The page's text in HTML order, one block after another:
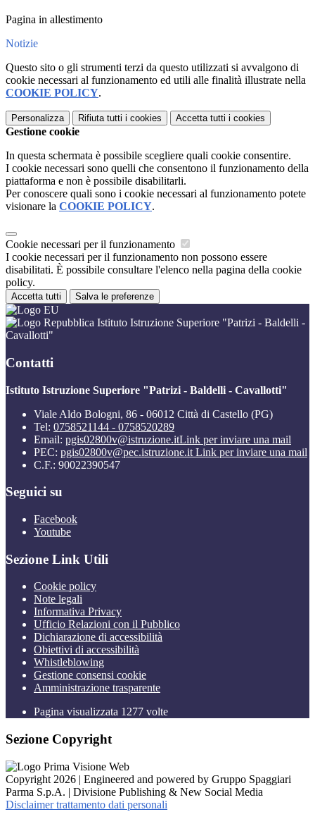
Pagina in allestimento
Notizie
Questo sito o gli strumenti terzi da questo utilizzati si avvalgono di
cookie necessari al funzionamento ed utili alle finalità illustrate nella
COOKIE POLICY.
Personalizza Rifiuta tutti i cookies Accetta tutti i cookies
Gestione cookie
In questa schermata è possibile scegliere quali cookie consentire.
I cookie necessari sono quelli che consentono il funzionamento della
piattaforma e non è possibile disabilitarli.
Per conoscere quali sono i cookie necessari al funzionamento potete
visionare la COOKIE POLICY.
Cookie necessari per il funzionamento
I cookie necessari per il funzionamento non possono essere
disabilitati. È possibile consultare l'elenco nella pagina della cookie
policy.
Accetta tutti Salva le preferenze
Istituto Istruzione Superiore "Patrizi - Baldelli -
Cavallotti"
Contatti
Istituto Istruzione Superiore "Patrizi - Baldelli - Cavallotti"
Viale Aldo Bologni, 86 - 06012 Città di Castello (PG)
Tel: 0758521144 - 0758520289
Email: pgis02800v@istruzione.itLink per inviare una mail
PEC: pgis02800v@pec.istruzione.it Link per inviare una mail
C.F.: 90022390547
Seguici su
Facebook
Youtube
Sezione Link Utili
Cookie policy
Note legali
Informativa Privacy
Ufficio Relazioni con il Pubblico
Dichiarazione di accessibilità
Obiettivi di accessibilità
Whistleblowing
Gestione consensi cookie
Amministrazione trasparente
Pagina visualizzata 1277 volte
Sezione Copyright
Copyright 2026 | Engineered and powered by Gruppo Spaggiari
Parma S.p.A. | Divisione Publishing & New Social Media
Disclaimer trattamento dati personali